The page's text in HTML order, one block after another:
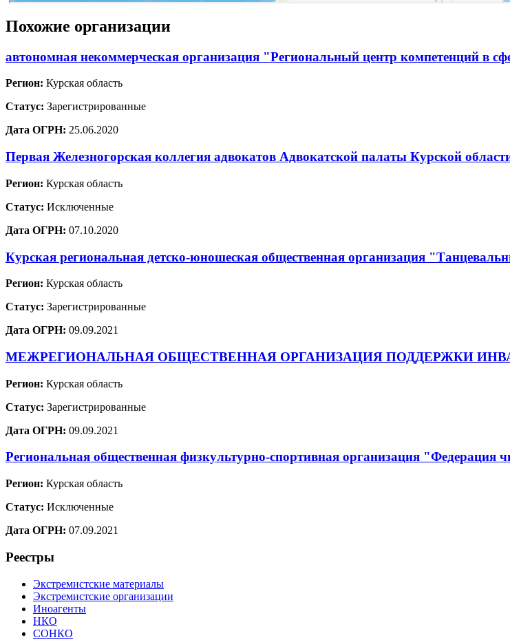
Похожие организации
автономная некоммерческая организация "Региональный центр компетенций в
Регион: Курская область
Статус: Зарегистрированные
Дата ОГРН: 25.06.2020
Первая Железногорская коллегия адвокатов Адвокатской палаты Курской
Регион: Курская область
Статус: Исключенные
Дата ОГРН: 07.10.2020
Курская региональная детско-юношеская общественная организация
Регион: Курская область
Статус: Зарегистрированные
Дата ОГРН: 09.09.2021
МЕЖРЕГИОНАЛЬНАЯ ОБЩЕСТВЕННАЯ ОРГАНИЗАЦИЯ ПОДДЕРЖКИ
Регион: Курская область
Статус: Зарегистрированные
Дата ОГРН: 09.09.2021
Региональная общественная физкультурно-спортивная организация "Федерация
Регион: Курская область
Статус: Исключенные
Дата ОГРН: 07.09.2021
Реестры
Экстремистские материалы
Экстремистские организации
Иноагенты
НКО
СОНКО